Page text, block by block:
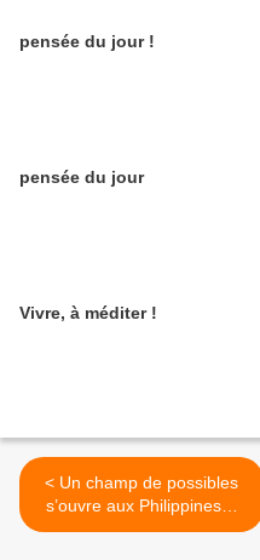
pensée du jour !
pensée du jour
Vivre, à méditer !
< Un champ de possibles
s’ouvre aux Philippines…